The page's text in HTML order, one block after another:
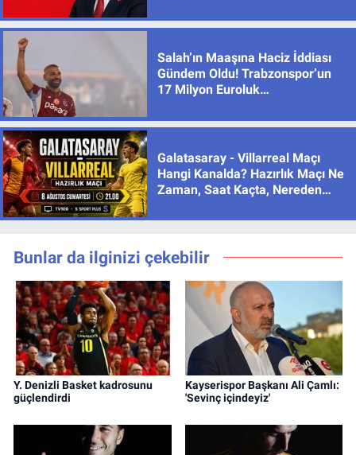
Salah’ın Maaşına Haciz İddiası
Gündem Oldu! Trabzonspor’un
17 Milyon Euroluk
Galatasaray - Villarreal Maçı
Hangi Kanalda? Hazırlık Maçı Ne
Zaman, Saat Kaçta, Nereden
Bunlar da ilginizi çekebilir
Y. Denizli Basket kadrosunu
güçlendirdi
Kayserispor Başkanı Ali Çamlı:
'Sevinç içindeyiz'